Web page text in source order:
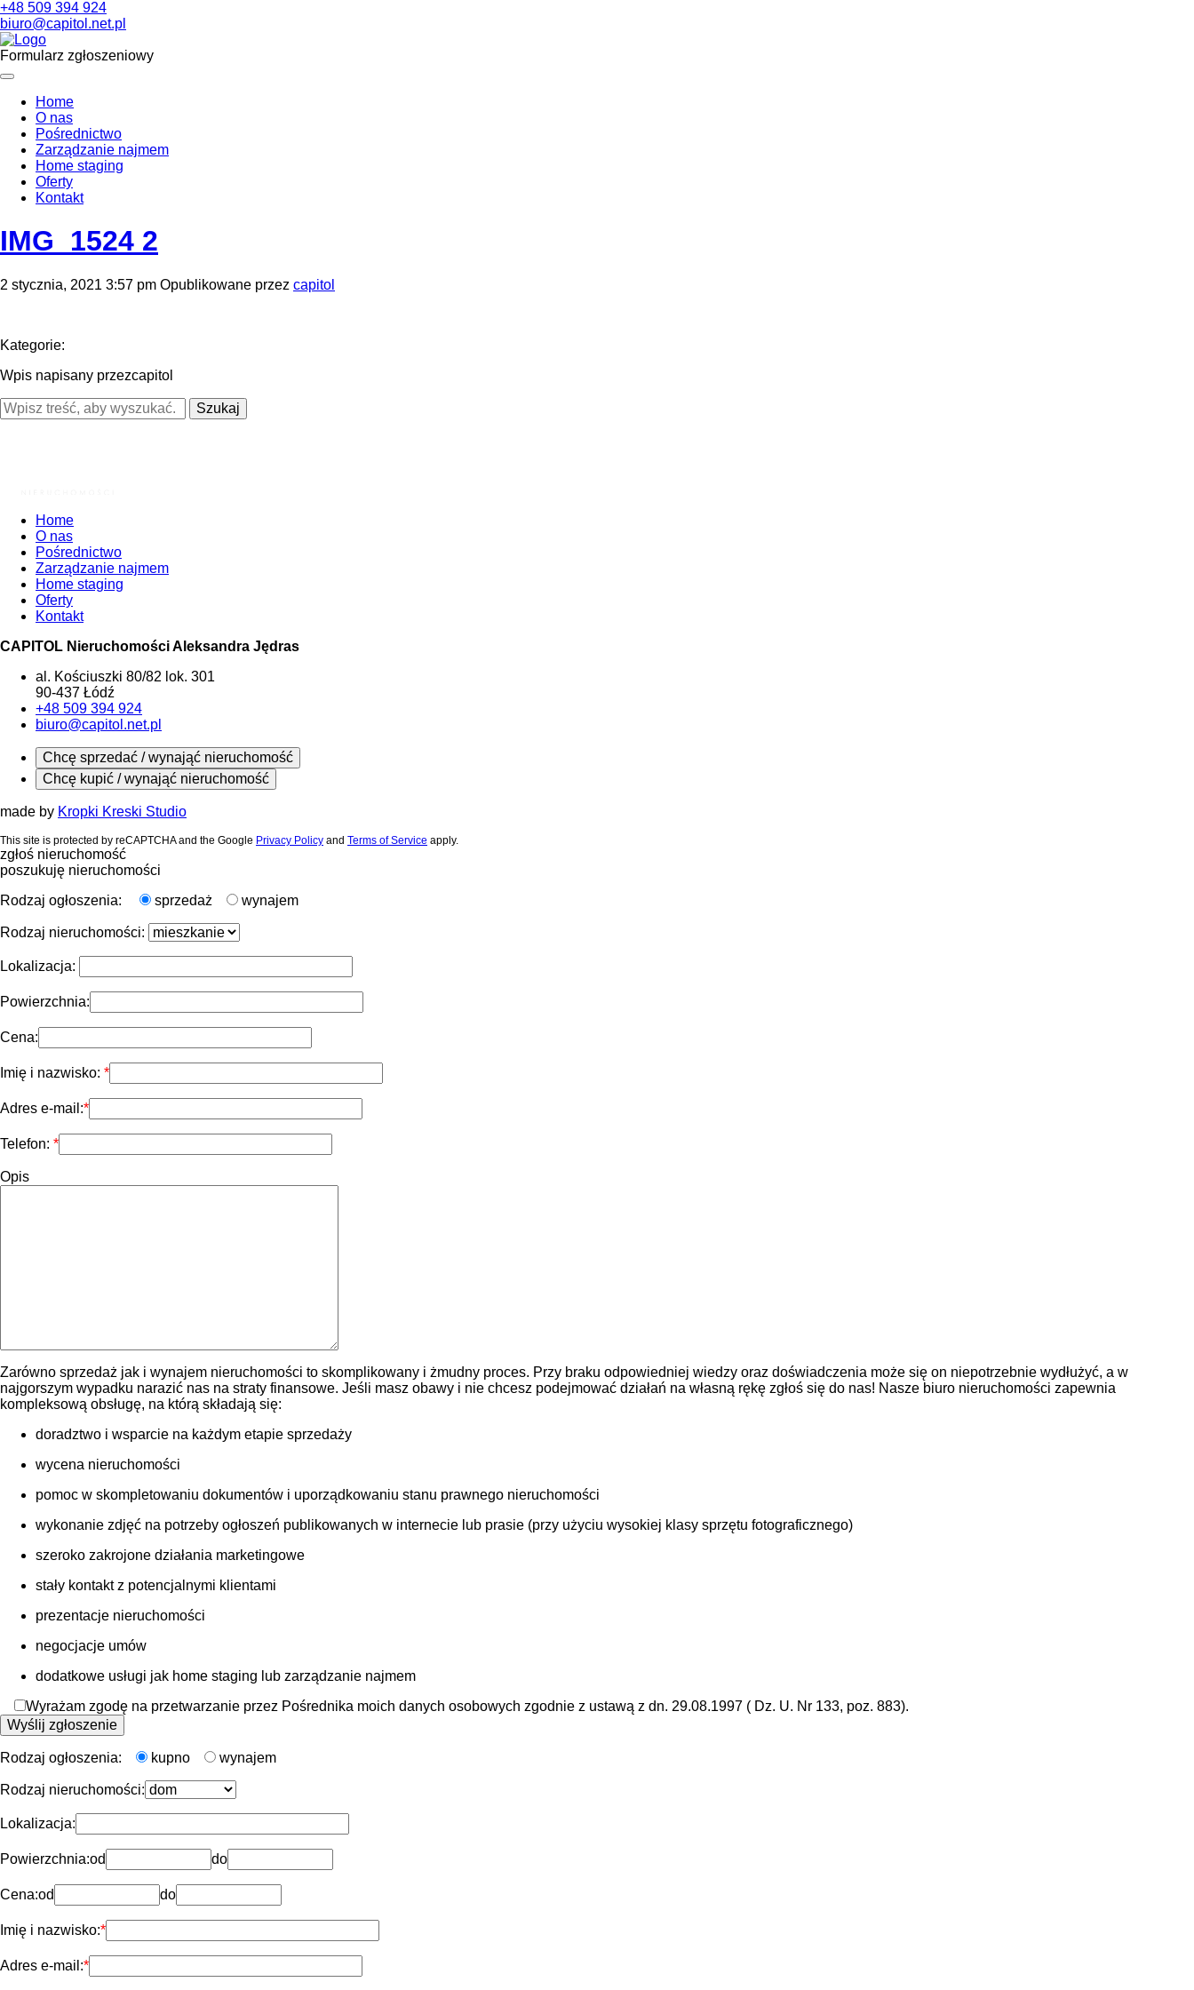
+48 509 394 924
biuro@capitol.net.pl
Formularz zgłoszeniowy
Home
O nas
Pośrednictwo
Zarządzanie najmem
Home staging
Oferty
Kontakt
IMG_1524 2
2 stycznia, 2021 3:57 pm Opublikowane przez capitol
Kategorie:
Wpis napisany przezcapitol
Szukaj
Home
O nas
Pośrednictwo
Zarządzanie najmem
Home staging
Oferty
Kontakt
CAPITOL Nieruchomości Aleksandra Jędras
al. Kościuszki 80/82 lok. 301
90-437 Łódź
+48 509 394 924
biuro@capitol.net.pl
Chcę sprzedać / wynająć nieruchomość
Chcę kupić / wynająć nieruchomość
made by Kropki Kreski Studio
This site is protected by reCAPTCHA and the Google Privacy Policy and Terms of Service apply.
zgłoś nieruchomość
poszukuję nieruchomości
Rodzaj ogłoszenia:
sprzedaż wynajem
Rodzaj nieruchomości:
Lokalizacja:
Powierzchnia:
Cena:
Imię i nazwisko:
Adres e-mail:
Telefon:
Opis
Zarówno sprzedaż jak i wynajem nieruchomości to skomplikowany i żmudny proces. Przy braku odpowiedniej wiedzy oraz doświadczenia może się on niepotrzebnie wydłużyć, a w
najgorszym wypadku narazić nas na straty finansowe. Jeśli masz obawy i nie chcesz podejmować działań na własną rękę zgłoś się do nas! Nasze biuro nieruchomości zapewnia
kompleksową obsługę, na którą składają się:
doradztwo i wsparcie na każdym etapie sprzedaży
wycena nieruchomości
pomoc w skompletowaniu dokumentów i uporządkowaniu stanu prawnego nieruchomości
wykonanie zdjęć na potrzeby ogłoszeń publikowanych w internecie lub prasie (przy użyciu wysokiej klasy sprzętu fotograficznego)
szeroko zakrojone działania marketingowe
stały kontakt z potencjalnymi klientami
prezentacje nieruchomości
negocjacje umów
dodatkowe usługi jak home staging lub zarządzanie najmem
Wyrażam zgodę na przetwarzanie przez Pośrednika moich danych osobowych zgodnie z ustawą z dn. 29.08.1997 ( Dz. U. Nr 133, poz. 883).
Rodzaj ogłoszenia: kupno wynajem
Rodzaj nieruchomości:
Lokalizacja:
Powierzchnia:od do
Cena:od do
Imię i nazwisko:
Adres e-mail: